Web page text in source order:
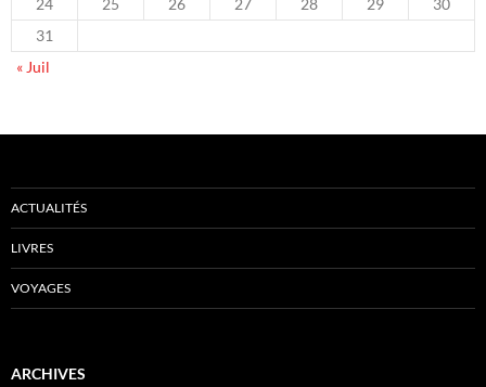
31
« Juil
ACTUALITÉS
LIVRES
VOYAGES
ARCHIVES